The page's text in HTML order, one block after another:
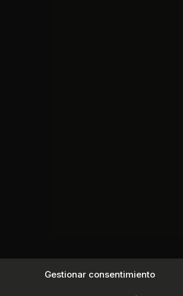
Gestionar consentimiento